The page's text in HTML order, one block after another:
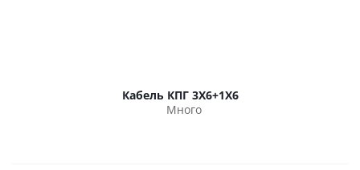
Кабель КПГ 3Х6+1Х6
Много